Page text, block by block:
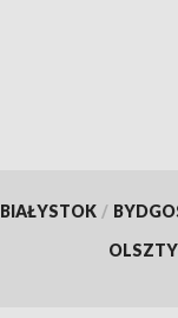
BIAŁYSTOK /